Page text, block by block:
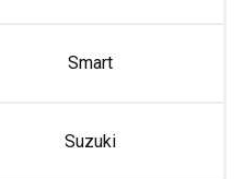
Smart
Suzuki